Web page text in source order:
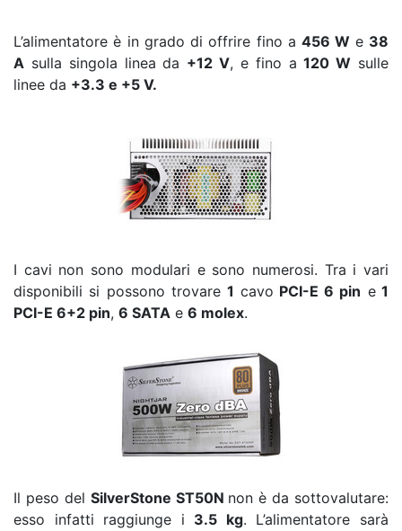
L’alimentatore è in grado di offrire fino a456 W e 38
A sulla singola linea da +12 V, e fino a120 W sulle
linee da +3.3 e +5 V.
I cavi non sono modulari e sono numerosi. Tra i vari
disponibili si possono trovare1 cavo PCI-E 6 pin e1
PCI-E 6+2 pin, 6 SATA e 6 molex.
Il peso del SilverStone ST50N non è da sottovalutare:
esso infatti raggiunge i 3.5 kg. L’alimentatore sarà